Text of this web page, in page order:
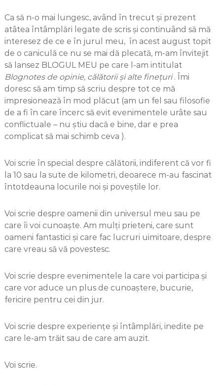
Ca să n-o mai lungesc, având în trecut și prezent
atâtea întâmplări legate de scris și continuând să mă
interesez de ce e în jurul meu, în acest august topit
de o caniculă ce nu se mai dă plecată, m-am învitejit
să lansez BLOGUL MEU pe care l-am intitulat
Blognotes de opinie, călătorii și alte finețuri. Îmi
doresc să am timp să scriu despre tot ce mă
impresionează în mod plăcut (am un fel sau filosofie
de a fi în care încerc să evit evenimentele urâte sau
conflictuale – nu știu dacă e bine, dar e prea
complicat să mai schimb ceva ).
Voi scrie în special despre călătorii, indiferent că vor fi
la 10 sau la sute de kilometri, deoarece m-au fascinat
întotdeauna locurile noi și poveștile lor.
Voi scrie despre oamenii din universul meu sau pe
care îi voi cunoaște. Am mulți prieteni, care sunt
oameni fantastici și care fac lucruri uimitoare, despre
care vreau să vă povestesc.
Voi scrie despre evenimentele la care voi participa și
care vor aduce un plus de cunoaștere, bucurie,
fericire pentru cei din jur.
Voi scrie despre experiențe și întâmplări, inedite pe
care le-am trăit sau de care am auzit.
Voi scrie.